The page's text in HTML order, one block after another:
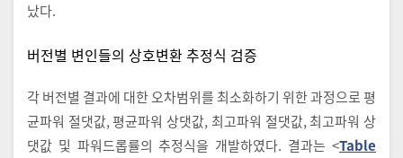
났다.
버전별 변인들의 상호변환 추정식 검증
각 버전별 결과에 대한 오차범위를 최소화하기 위한 과정으로 평
균파워 절댓값, 평균파워 상댓값, 최고파워 절댓값, 최고파워 상
댓값 및 파워드롭률의 추정식을 개발하였다. 결과는 <Table